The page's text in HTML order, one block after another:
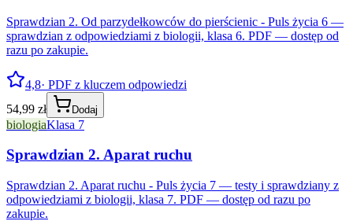
Sprawdzian 2. Od parzydełkowców do pierścienic - Puls życia 6 —
sprawdzian z odpowiedziami z biologii, klasa 6. PDF — dostęp od
razu po zakupie.
4,8· PDF z kluczem odpowiedzi
54,99 zł
Dodaj
biologiaKlasa 7
Sprawdzian 2. Aparat ruchu
Sprawdzian 2. Aparat ruchu - Puls życia 7 — testy i sprawdziany z
odpowiedziami z biologii, klasa 7. PDF — dostęp od razu po
zakupie.